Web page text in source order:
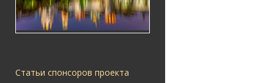
Статьи спонсоров проекта